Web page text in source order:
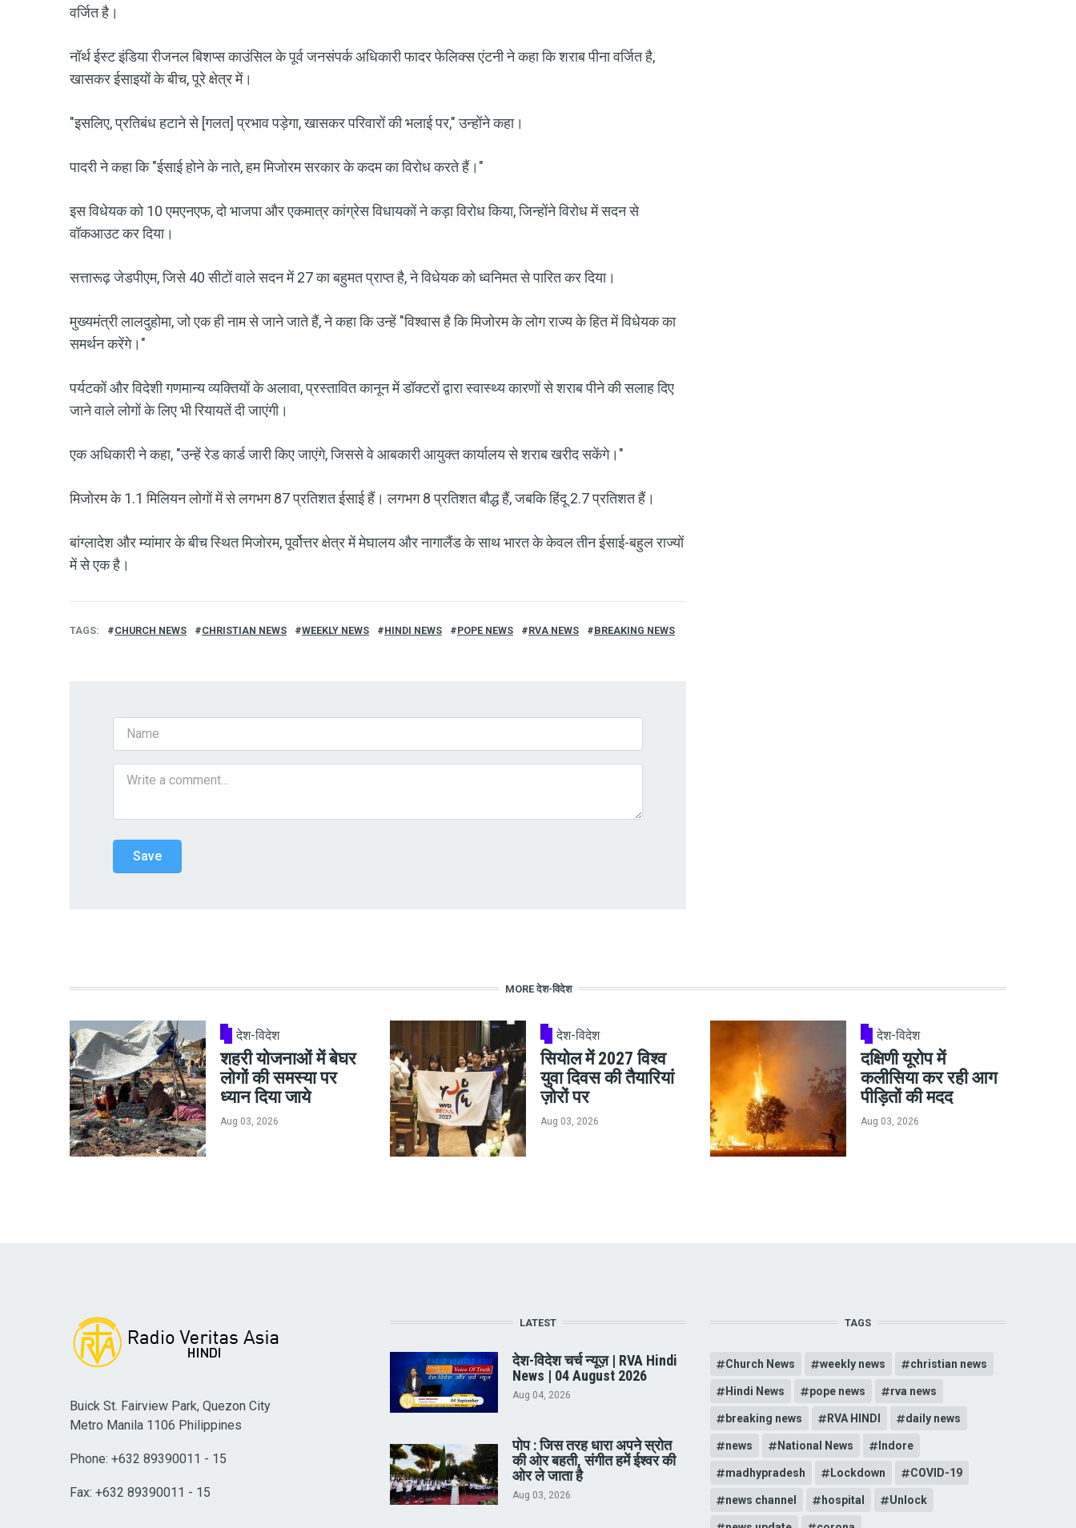
वर्जित है।
नॉर्थ ईस्ट इंडिया रीजनल बिशप्स काउंसिल के पूर्व जनसंपर्क अधिकारी फादर फेलिक्स एंटनी ने कहा कि शराब पीना वर्जित है,
खासकर ईसाइयों के बीच, पूरे क्षेत्र में।
"इसलिए, प्रतिबंध हटाने से [गलत] प्रभाव पड़ेगा, खासकर परिवारों की भलाई पर," उन्होंने कहा।
पादरी ने कहा कि "ईसाई होने के नाते, हम मिजोरम सरकार के कदम का विरोध करते हैं।"
इस विधेयक को 10 एमएनएफ, दो भाजपा और एकमात्र कांग्रेस विधायकों ने कड़ा विरोध किया, जिन्होंने विरोध में सदन से
वॉकआउट कर दिया।
सत्तारूढ़ जेडपीएम, जिसे 40 सीटों वाले सदन में 27 का बहुमत प्राप्त है, ने विधेयक को ध्वनिमत से पारित कर दिया।
मुख्यमंत्री लालदुहोमा, जो एक ही नाम से जाने जाते हैं, ने कहा कि उन्हें "विश्वास है कि मिजोरम के लोग राज्य के हित में विधेयक का
समर्थन करेंगे।"
पर्यटकों और विदेशी गणमान्य व्यक्तियों के अलावा, प्रस्तावित कानून में डॉक्टरों द्वारा स्वास्थ्य कारणों से शराब पीने की सलाह दिए
जाने वाले लोगों के लिए भी रियायतें दी जाएंगी।
एक अधिकारी ने कहा, "उन्हें रेड कार्ड जारी किए जाएंगे, जिससे वे आबकारी आयुक्त कार्यालय से शराब खरीद सकेंगे।"
मिजोरम के 1.1 मिलियन लोगों में से लगभग 87 प्रतिशत ईसाई हैं। लगभग 8 प्रतिशत बौद्ध हैं, जबकि हिंदू 2.7 प्रतिशत हैं।
बांग्लादेश और म्यांमार के बीच स्थित मिजोरम, पूर्वोत्तर क्षेत्र में मेघालय और नागालैंड के साथ भारत के केवल तीन ईसाई-बहुल राज्यों
में से एक है।
TAGS CHURCH NEWS CHRISTIAN NEWS WEEKLY NEWS HINDI NEWS POPE NEWS RVA NEWS BREAKING NEWS
MORE देश-विदेश
देश-विदेश
शहरी योजनाओं में बेघर
लोगों की समस्या पर
ध्यान दिया जाये
Aug 03, 2026
देश-विदेश
सियोल में 2027 विश्व
युवा दिवस की तैयारियां
ज़ोरों पर
Aug 03, 2026
देश-विदेश
दक्षिणी यूरोप में
कलीसिया कर रही आग
पीड़ितों की मदद
Aug 03, 2026
Buick St. Fairview Park, Quezon City
Metro Manila 1106 Philippines
Phone: +632 89390011 - 15
Fax: +632 89390011 - 15
LATEST
देश-विदेश चर्च न्यूज़ | RVA Hindi
News | 04 August 2026
Aug 04, 2026
पोप : जिस तरह धारा अपने स्रोत
की ओर बहती, संगीत हमें ईश्वर की
ओर ले जाता है
Aug 03, 2026
TAGS
Church News weekly news christian news
Hindi News pope news rva news
breaking news RVA HINDI daily news
news National News Indore
madhypradesh Lockdown COVID-19
news channel hospital Unlock